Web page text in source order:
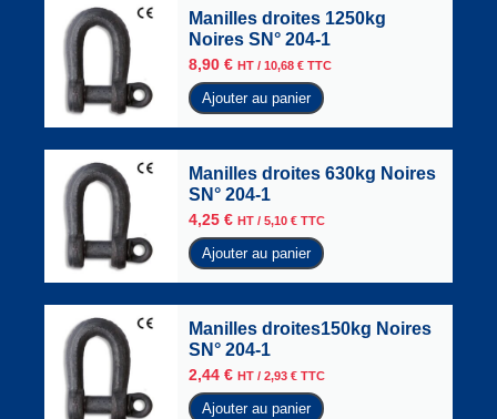
Manilles droites 1250kg
Noires SN° 204-1
8,90 € HT / 10,68 € TTC
Ajouter au panier
Manilles droites 630kg Noires
SN° 204-1
4,25 € HT / 5,10 € TTC
Ajouter au panier
Manilles droites150kg Noires
SN° 204-1
2,44 € HT / 2,93 € TTC
Ajouter au panier